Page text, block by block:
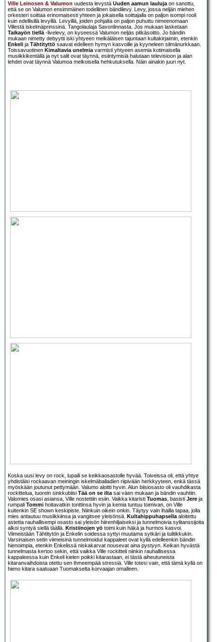
Ville Leinosen & Valumon uudesta levystä Uuden aamun laulujaon sanottu,
että se on Valumon ensimmäinen todellinen bändilevy. Levy, jossa neljän miehen
orkesteri soittaa erinomaisesti yhteen ja jokaisella soittajalla on paljon isompi rooli
kuin edellisillä levyillä. Levyillä, joiden pohjalta on paljon puhuttu nimeenomaan
Villestä iskelmäprinssinä. Tangolaulaja Savonlinnasta. Jos mukaan lasketaan
Taikayön tiellä-livelevy, on kyseessä Valumon neljäs pitkäsoitto. Jo bändin
mukaan nimetty debyytti iski yhtyeen meikäläisen tajuntaan kultakirjaimin, etenkin
Enkeli ja Tähtityttö saavat edelleen hymyn kasvoille ja kyyneleen silmänurkkaan.
Toissavuotinen Kimaltavia unelmiavarmisti yhtyeen asemia kotimaisella
musiikkikentällä ja nyt salit ovat täynnä, esiintymisiä halutaan televisioon ja alan
lehdet ovat täynnä Valumoa melkoisella hehkutuksella. Näin ainakin juuri nyt.
Koska uusi levy on rock, lupaili se keikkaosastolle hyvää. Toiveissa oli, että yhtye
yhdistäisi rockaavan meiningin iskelmäballadien riipivään herkkyyteen, enkä tässä
myöskään joutunut pettymään. Valumo aloitti hyvin. Alun biisiosasto oli vauhdikasta
rockittelua, tuorein sinkkubiisi Tää on se iltasai väen mukaan ja bändin vauhtiin.
Valomies osasi asiansa, Ville nostettiin esiin. Vaikka kitaristi Tuomas, basisti Jere ja
rumpali Tommi hoitavatkin tonttinsa hyvin ja kemia tuntuu toimivan, on Ville
kuitenkin SE shown keskipiste. Niinkuin oikein onkin. Täytyy vain ihailla tapaa, jolla
mies antautuu musiikkiinsa ja vangitsee yleisönsä. Kultahippuhapsellaaloitettu
astetta rauhallisempi osasto sai yleisön hiirenhiljaiseksi ja tunnelmoivia sylitanssijoita
alkoi syntyä siellä täällä. Kristiinojen yö toimi kuin häkä ja hurmos kasvoi.
Viimeistään Tähtitytön ja Enkelin soidessa syttyi muutama sytkäri ja tulitikkukin.
Varsinaisen setin viimeisinä tunnelmoidut kappaleet ovat kyllä edelleenkin bändin
hienoimpia, etenkin Enkelissä niskakarvat nousevat aina pystyyn. Keikan hyvästä
tunnelmasta kertoo sekin, että vaikka Ville rockitteli niinkin rauhallisessa
kappaleessa kuin Enkeli kielen poikki kitarastaan, ei tästä aiheutuneista
kitaranvaihdoista otettu sen ihmeempää stressiä. Ville totesi vain, että tämä kyllä on
hieno kitara saatuaan Tuomakselta korvaajan omalleen.